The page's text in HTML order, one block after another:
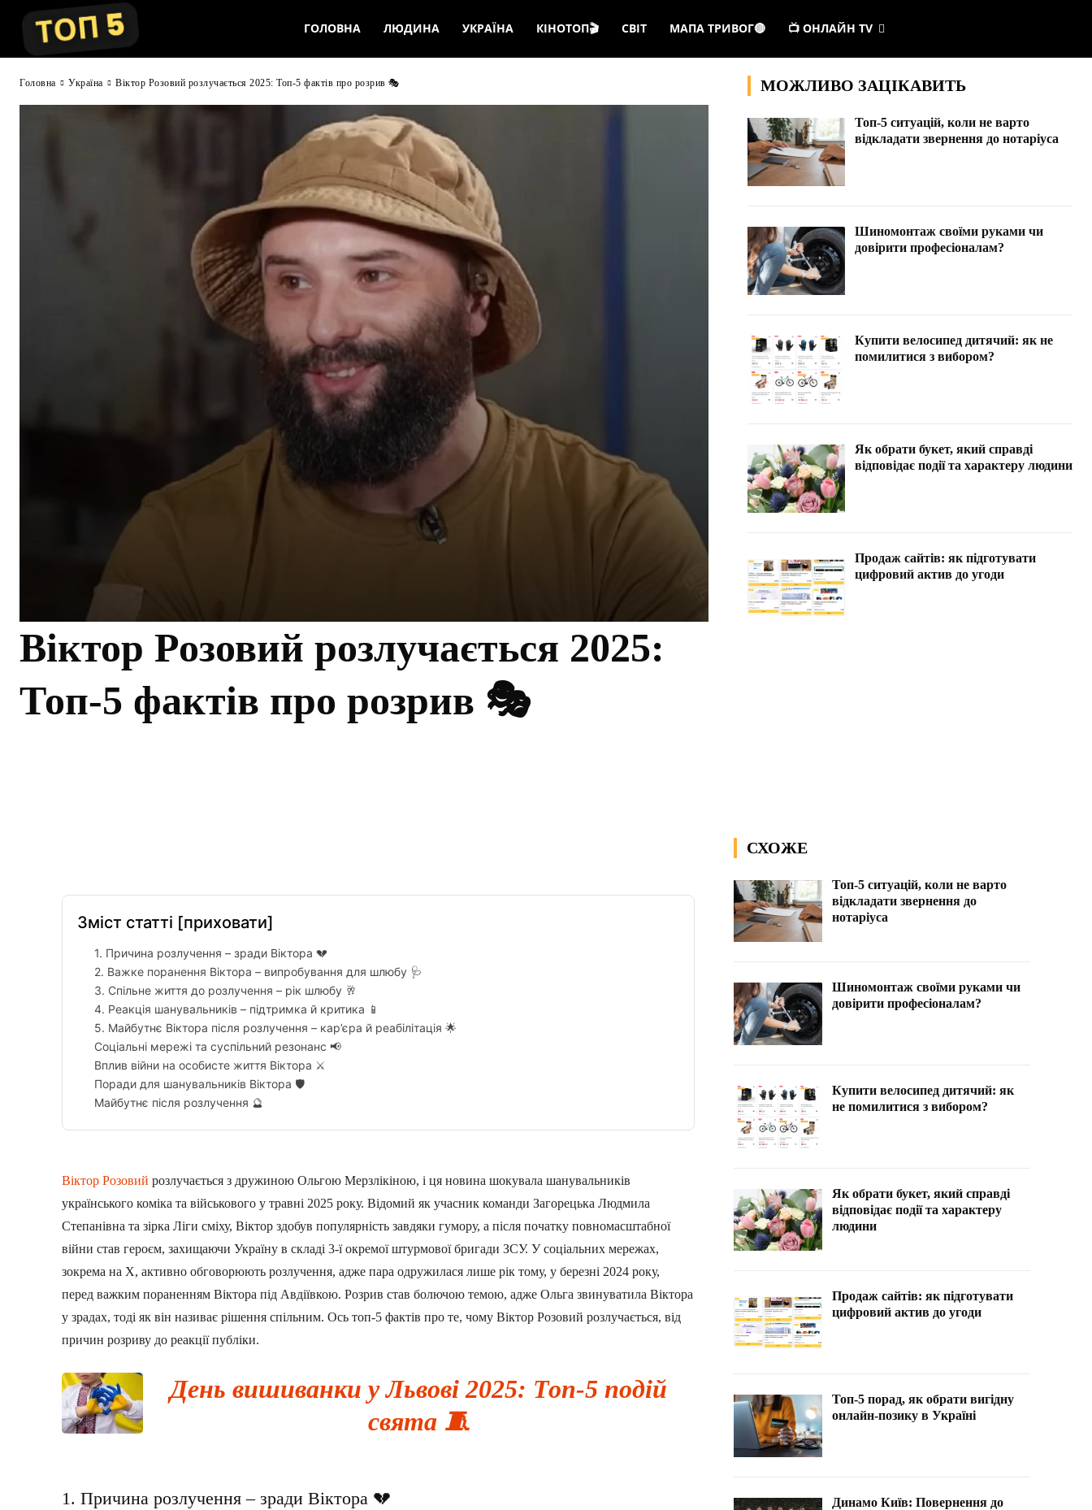
ГОЛОВНА ЛЮДИНА УКРАЇНА КІНОТОП🎬 СВІТ МАПА ТРИВОГ🔴 📺 ОНЛАЙН TV
Головна Україна Віктор Розовий розлучається 2025: Топ-5 фактів про розрив 🎭
Віктор Розовий розлучається 2025:
Топ-5 фактів про розрив 🎭
МОЖЛИВО ЗАЦІКАВИТЬ
Топ-5 ситуацій, коли не варто
відкладати звернення до нотаріуса
Шиномонтаж своїми руками чи
довірити професіоналам?
Купити велосипед дитячий: як не
помилитися з вибором?
Як обрати букет, який справді
відповідає події та характеру людини
Продаж сайтів: як підготувати
цифровий актив до угоди
Зміст статті [приховати]
1. Причина розлучення – зради Віктора 💔
2. Важке поранення Віктора – випробування для шлюбу 🩺
3. Спільне життя до розлучення – рік шлюбу 🥂
4. Реакція шанувальників – підтримка й критика 📱
5. Майбутнє Віктора після розлучення – кар’єра й реабілітація 🌟
Соціальні мережі та суспільний резонанс 📢
Вплив війни на особисте життя Віктора ⚔️
Поради для шанувальників Віктора 🛡️
Майбутнє після розлучення 🔮
Віктор Розовий розлучається з дружиною Ольгою Мерзлікіною, і ця новина шокувала шанувальників
українського коміка та військового у травні 2025 року. Відомий як учасник команди Загорецька Людмила
Степанівна та зірка Ліги сміху, Віктор здобув популярність завдяки гумору, а після початку повномасштабної
війни став героєм, захищаючи Україну в складі 3-ї окремої штурмової бригади ЗСУ. У соціальних мережах,
зокрема на X, активно обговорюють розлучення, адже пара одружилася лише рік тому, у березні 2024 року,
перед важким пораненням Віктора під Авдіївкою. Розрив став болючою темою, адже Ольга звинуватила Віктора
у зрадах, тоді як він називає рішення спільним. Ось топ-5 фактів про те, чому Віктор Розовий розлучається, від
причин розриву до реакції публіки.
День вишиванки у Львові 2025: Топ-5 подій
свята 🧵
1. Причина розлучення – зради Віктора 💔
СХОЖЕ
Топ-5 ситуацій, коли не варто
відкладати звернення до
нотаріуса
Шиномонтаж своїми руками чи
довірити професіоналам?
Купити велосипед дитячий: як
не помилитися з вибором?
Як обрати букет, який справді
відповідає події та характеру
людини
Продаж сайтів: як підготувати
цифровий актив до угоди
Топ-5 порад, як обрати вигідну
онлайн-позику в Україні
Динамо Київ: Повернення до